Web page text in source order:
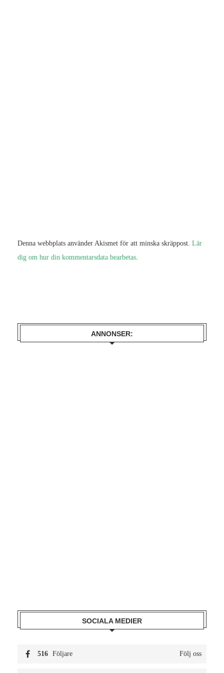
Denna webbplats använder Akismet för att minska skräppost. Lär
dig om hur din kommentarsdata bearbetas
ANNONSER:
SOCIALA MEDIER
516 Följare Följ oss